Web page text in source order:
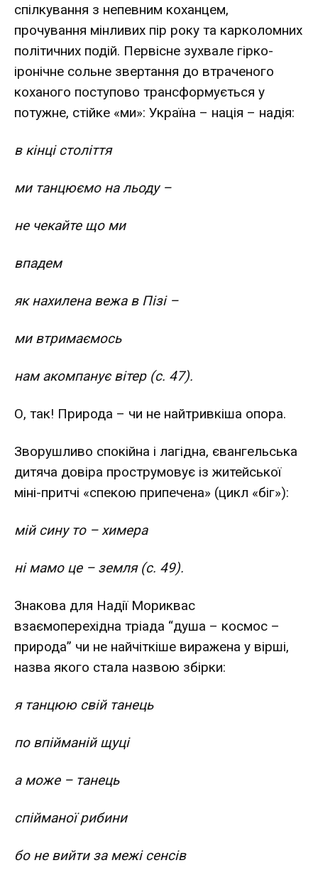
спілкування з непевним коханцем,
прочування мінливих пір року та карколомних
політичних подій. Первісне зухвале гірко-
іронічне сольне звертання до втраченого
коханого поступово трансформується у
потужне, стійке «ми»: Україна – нація – надія:
в кінці століття
ми танцюємо на льоду –
не чекайте що ми
впадем
як нахилена вежа в Пізі –
ми втримаємось
нам акомпанує вітер (с. 47).
О, так! Природа – чи не найтривкіша опора.
Зворушливо спокійна і лагідна, євангельська
дитяча довіра прострумовує із житейської
міні-притчі «спекою припечена» (цикл «біг»):
мій сину то – химера
ні мамо це – земля (с. 49).
Знакова для Надії Мориквас
взаємоперехідна тріада “душа – космос –
природа” чи не найчіткіше виражена у вірші,
назва якого стала назвою збірки:
я танцюю свій танець
по впійманій щуці
а може – танець
спійманої рибини
бо не вийти за межі сенсів